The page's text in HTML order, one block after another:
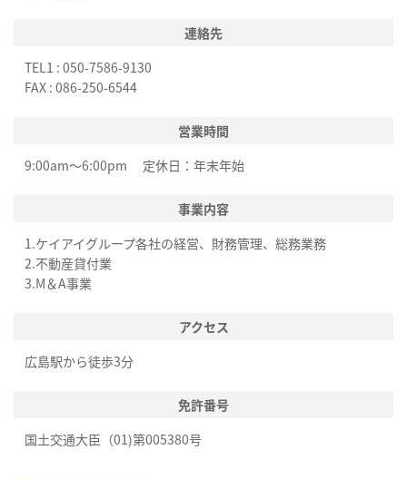
連絡先
TEL1 : 050-7586-9130
FAX : 086-250-6544
営業時間
9:00am～6:00pm 定休日：年末年始
事業内容
1.ケイアイグループ各社の経営、財務管理、総務業務
2.不動産貸付業
3.M＆A事業
アクセス
広島駅から徒歩3分
免許番号
国土交通大臣（01)第005380号